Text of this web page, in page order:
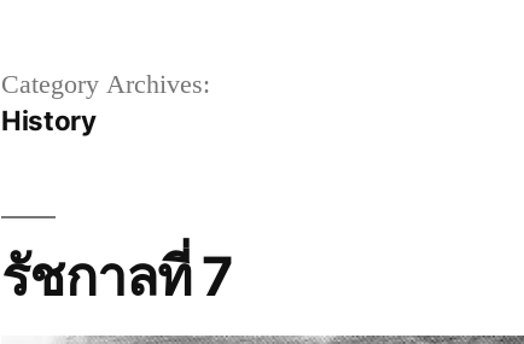
Category Archives:
History
รัชกาลที่ 7